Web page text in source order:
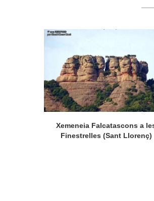
Xemeneia Falcatascons a
Finestrelles (Sant Llorenç)